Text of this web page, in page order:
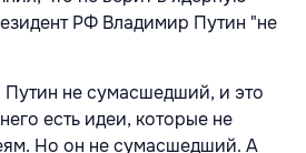
РФ Владимир Путин "не
не сумасшедший, и это
есть идеи, которые не
Но он не сумасшедший. А